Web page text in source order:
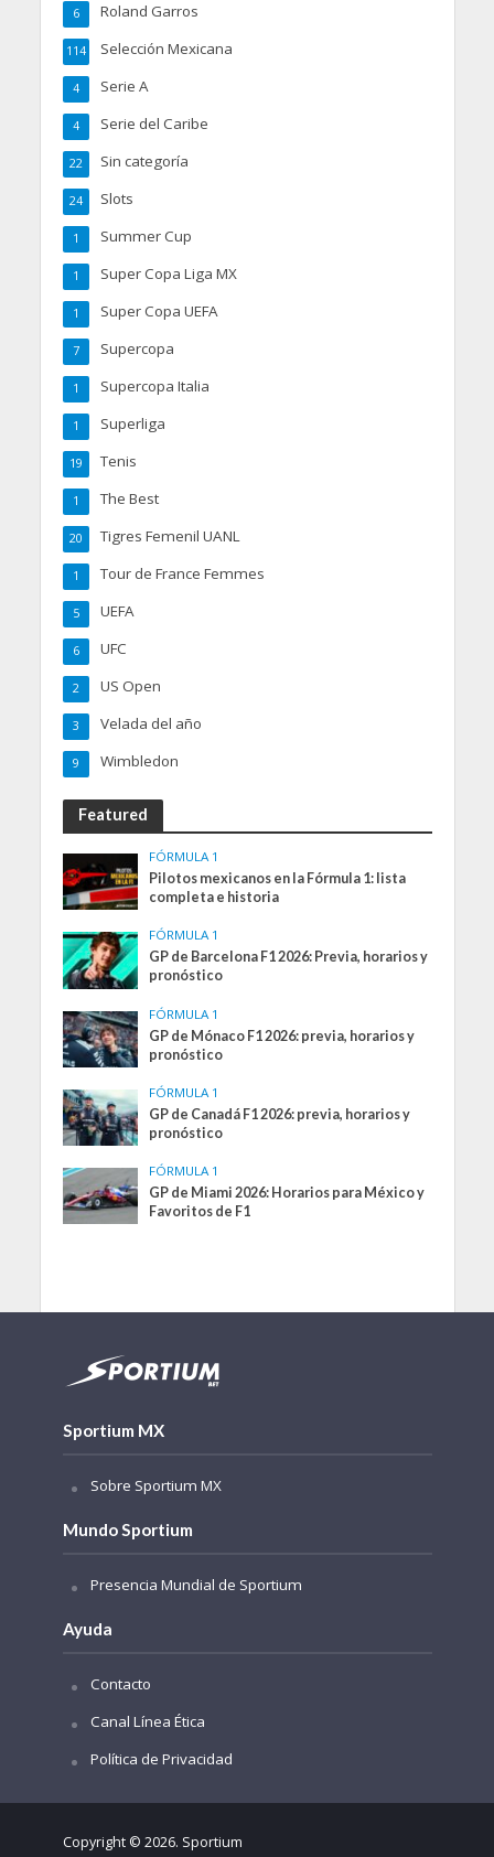
Roland Garros
6
Selección Mexicana
114
Serie A
4
Serie del Caribe
4
Sin categoría
22
Slots
24
Summer Cup
1
Super Copa Liga MX
1
Super Copa UEFA
1
Supercopa
7
Supercopa Italia
1
Superliga
1
Tenis
19
The Best
1
Tigres Femenil UANL
20
Tour de France Femmes
1
UEFA
5
UFC
6
US Open
2
Velada del año
3
Wimbledon
9
Featured
FÓRMULA 1
Pilotos mexicanos en la Fórmula 1: lista
completa e historia
FÓRMULA 1
GP de Barcelona F1 2026: Previa, horarios y
pronóstico
FÓRMULA 1
GP de Mónaco F1 2026: previa, horarios y
pronóstico
FÓRMULA 1
GP de Canadá F1 2026: previa, horarios y
pronóstico
FÓRMULA 1
GP de Miami 2026: Horarios para México y
Favoritos de F1
Sportium MX
Sobre Sportium MX
Mundo Sportium
Presencia Mundial de Sportium
Ayuda
Contacto
Canal Línea Ética
Política de Privacidad
Copyright © 2026. Sportium